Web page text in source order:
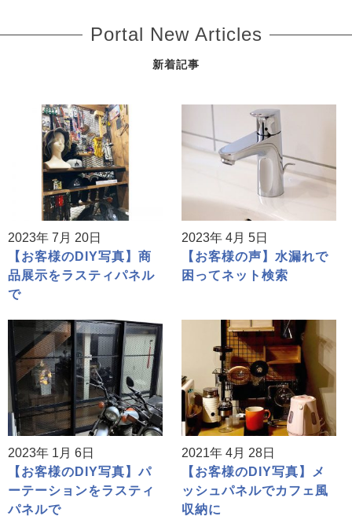
Portal New Articles
新着記事
2023年 7月 20日
【お客様のDIY写真】商
品展示をラスティパネル
で
2023年 4月 5日
【お客様の声】水漏れで
困ってネット検索
2023年 1月 6日
【お客様のDIY写真】パ
ーテーションをラスティ
パネルで
2021年 4月 28日
【お客様のDIY写真】メ
ッシュパネルでカフェ風
収納に